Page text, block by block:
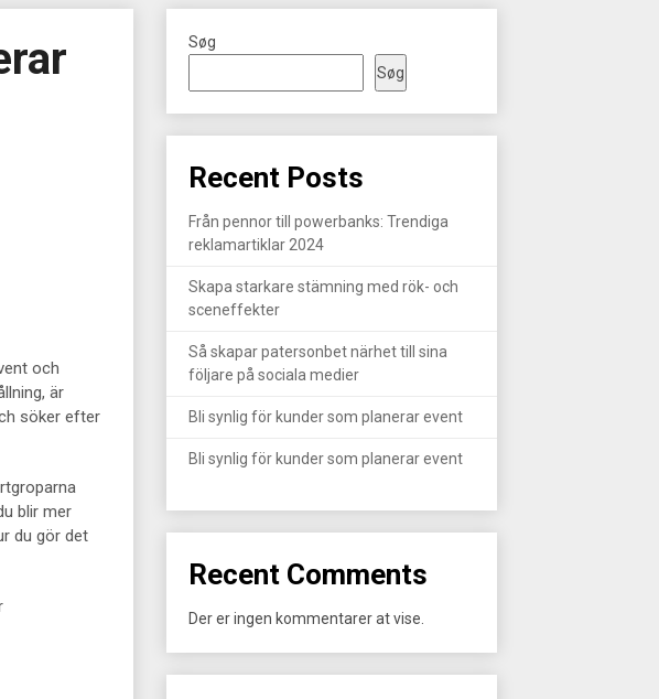
och
är
söker efter
blir mer
du gör det
Søg
Søg
Recent Posts
Från pennor till powerbanks: Trendiga
reklamartiklar 2024
Skapa starkare stämning med rök- och
sceneffekter
Så skapar patersonbet närhet till sina
följare på sociala medier
Bli synlig för kunder som planerar event
Bli synlig för kunder som planerar event
Recent Comments
Der er ingen kommentarer at vise.